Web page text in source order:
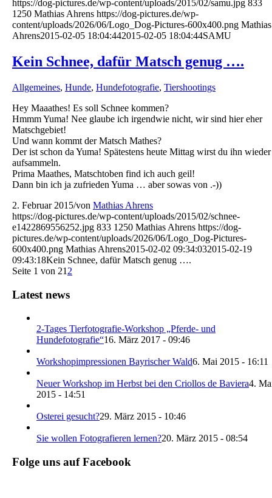
https://dog-pictures.de/wp-content/uploads/2015/02/samu.jpg 833
1250 Mathias Ahrens https://dog-pictures.de/wp-
content/uploads/2026/06/Logo_Dog-Pictures-600x400.png Mathias
Ahrens2015-02-05 18:04:442015-02-05 18:04:44SAMU
Kein Schnee, dafür Matsch genug ….
Allgemeines, Hunde, Hundefotografie, Tiershootings
Hey Maaathes! Es soll Schnee kommen?
Hmmm Yuma! Nee glaube ich irgendwie nicht, wir sind hier eher
Matschgebiet!
Und wann kommt der Matsch Mathes?
Der ist schon da Yuma! Spätestens heute Mittag wirst du ihn wieder
aufsammeln.
Prima Maathes, Matschtoben find ich auch geil!
Dann bin ich ja zufrieden Yuma … aber sowas von .-))
2. Februar 2015/von Mathias Ahrens
https://dog-pictures.de/wp-content/uploads/2015/02/schnee-
e1422869556252.jpg 833 1250 Mathias Ahrens https://dog-
pictures.de/wp-content/uploads/2026/06/Logo_Dog-Pictures-
600x400.png Mathias Ahrens2015-02-02 09:34:032015-02-19
09:43:18Kein Schnee, dafür Matsch genug ….
Seite 1 von 21 2
Latest news
2-Tages Tierfotografie-Workshop „Pferde- und
Hundefotografie“16. März 2017 - 09:46
Workshopimpressionen Bayrischer Wald6. Mai 2015 - 16:11
Neuer Workshop im Herbst bei den Criollos de Baviera4.
2015 - 14:51
Osterei gesucht?29. März 2015 - 10:46
Sie wollen Fotografieren lernen?20. März 2015 - 08:54
Folge uns auf Facebook